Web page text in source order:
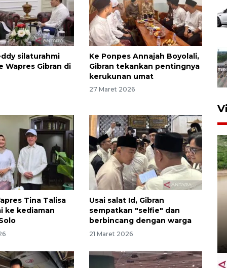
silaturahmi
Wapres Gibran di
Ke Ponpes Annajah Boyolali,
Gibran tekankan pentingnya
kerukunan umat
27 Maret 2026
Tina Talisa
ke kediaman
Usai salat Id, Gibran
sempatkan "selfie" dan
berbincang dengan warga
21 Maret 2026